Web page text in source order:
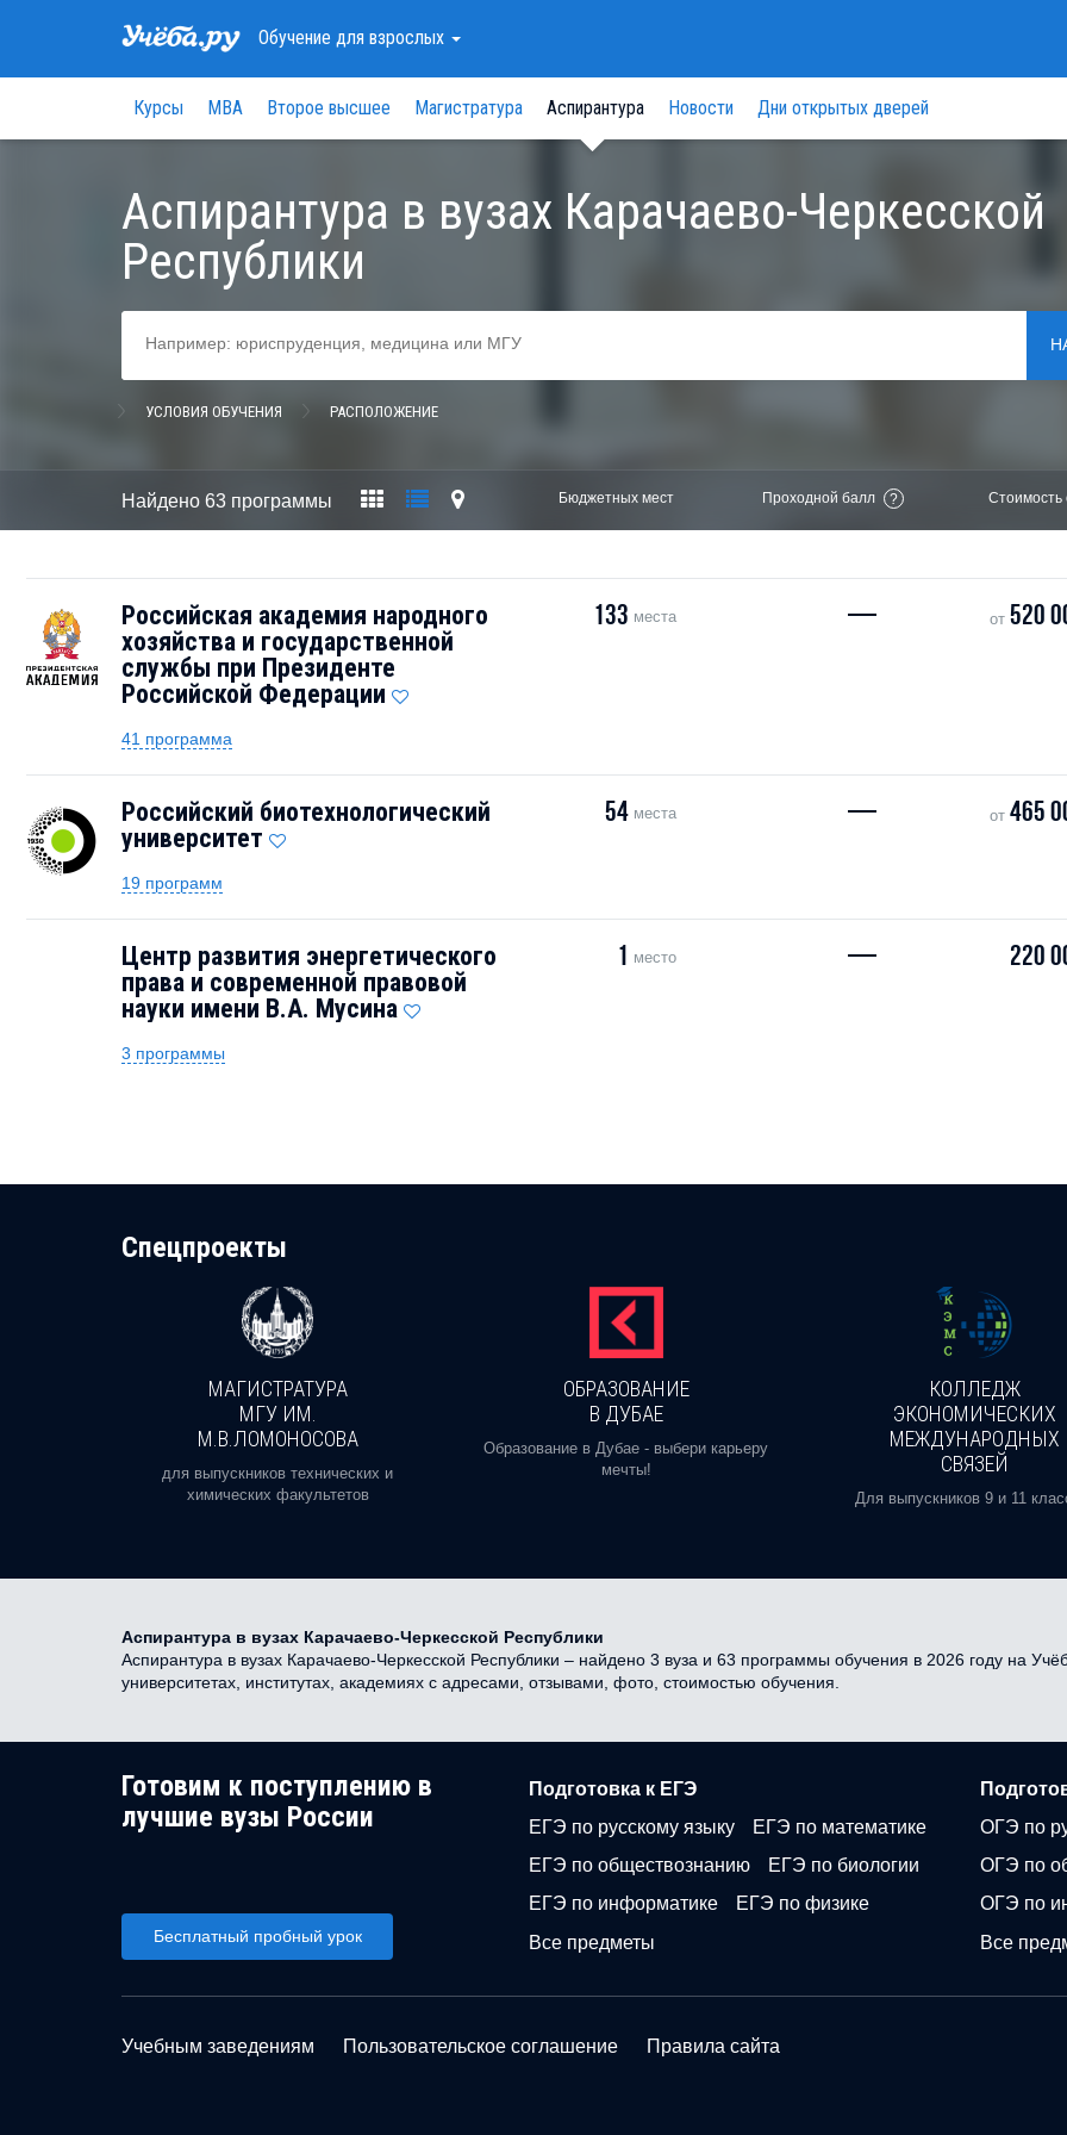
Обучениедля взрослых
Курсы МВА Второе высшее Магистратура Аспирантура Новости Дни открытых дверей
Аспирантура в вузах Карачаево-Черкесской
Республики
УСЛОВИЯ ОБУЧЕНИЯ РАСПОЛОЖЕНИЕ
Найдено 63 программы Бюджетных мест Проходной балл ? Стоимость
Российская академия народного
хозяйства и государственной
службы при Президенте
Российской Федерации
133 места — от 520
41 программа
Российский биотехнологический
университет
54места — от 465
19 программ
Центр развития энергетического
права и современной правовой
науки имени В.А. Мусина
1 место — 220
3 программы
Cпецпроекты
МАГИСТРАТУРА
МГУ ИМ.
М.В.ЛОМОНОСОВА
для выпускников технических и
химических факультетов
ОБРАЗОВАНИЕ
В ДУБАЕ
Образование в Дубае - выбери карьеру
мечты!
КОЛЛЕДЖ
ЭКОНОМИЧЕСКИХ
МЕЖДУНАРОДНЫХ
СВЯЗЕЙ
Для выпускников 9 и 11
Аспирантура в вузах Карачаево-Черкесской Республики
Аспирантура в вузах Карачаево-Черкесской Республики – найдено 3 вуза и 63 программы обучения в 2026 году на
университетах, институтах, академиях с адресами, отзывами, фото, стоимостью обучения.
Готовим к поступлению в
лучшие вузы России
Бесплатный пробный урок
Подготовка к ЕГЭ
ЕГЭ по русскому языку
ЕГЭ по математике
ЕГЭ по обществознанию
ЕГЭ по биологии
ЕГЭ по информатике
ЕГЭ по физике
Все предметы
ОГЭ по
ОГЭ по
ОГЭ по
Все
Учебным заведениям Пользовательское соглашение Правила сайта